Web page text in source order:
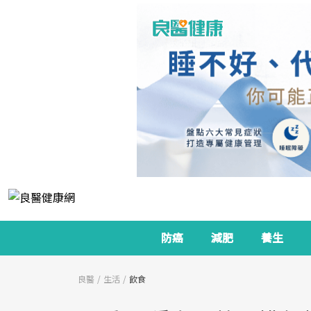
防癌 減肥 養生
良醫 生活 飲食